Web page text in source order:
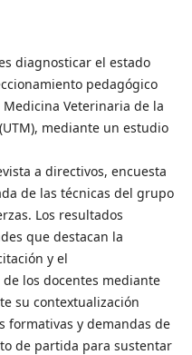
diagnosticar el estado
pedagógico
Veterinaria de la
mediante un estudio
a directivos, encuesta
de las técnicas del grupo
Los resultados
que destacan la
y el
los docentes mediante
su contextualización
formativas y demandas de
de partida para sustentar